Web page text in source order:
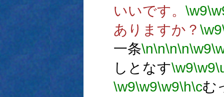
いいです。 \w9
ありますか？ \w9
一条\n\n\n\n\w9
しとなす\w9\w9
\w9\w9\w9\h\cむ